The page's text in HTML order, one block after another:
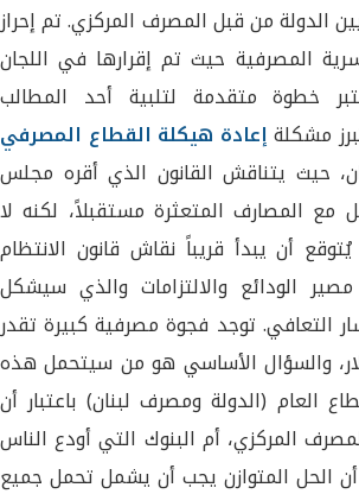
الدولة من قبل المصرف المركزي. تم إحراز
المصرفية حيث تم إقرارها في اللجان
خطوة متقدمة لتلبية أحد المطالب
مشكلةإعادة هيكلة القطاع المصرفي
حيث يتناقش القانون الذي أقره مجلس
مع المصارف المتعثرة مستقبلاً، لكنه لا
يُتوقع أن يبدأ قريباً نقاش قانون الانتظام
الودائع والالتزامات والذي سيشكل
التعافي. توجد فجوة مصرفية كبيرة تقدر
دولار، والسؤال الأساسي هو من سيتحمل هذه
العام (الدولة ومصرف لبنان) باعتبار أن
المركزي، أم البنوك التي أودع الناس
الحل المتوازن يجب أن يشمل تحمل جميع